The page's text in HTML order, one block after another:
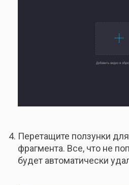
Перетащите ползунки
фрагмента. Все, что не
будет автоматически